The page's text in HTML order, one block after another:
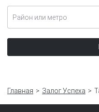
Район или метро
Главная Залог Успеха